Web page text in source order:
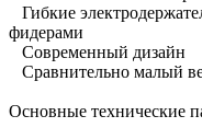
Гибкие
фидерами
Современный дизайн
Сравнительно малый
Основные технические